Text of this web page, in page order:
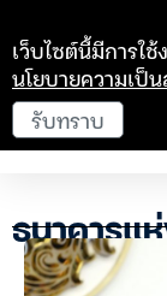
ธนาคารแห่
เว็บไซต์นี้มีการใ
นโยบายความเป็
รับทราบ